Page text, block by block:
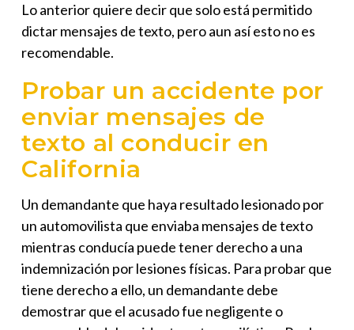
Lo anterior quiere decir que solo está permitido
dictar mensajes de texto, pero aun así esto no es
recomendable.
Probar un accidente por
enviar mensajes de
texto al conducir en
California
Un demandante que haya resultado lesionado por
un automovilista que enviaba mensajes de texto
mientras conducía puede tener derecho a una
indemnización por lesiones físicas. Para probar que
tiene derecho a ello, un demandante debe
demostrar que el acusado fue negligente o